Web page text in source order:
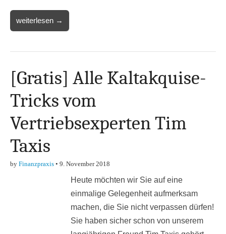
weiterlesen →
[Gratis] Alle Kaltakquise-
Tricks vom
Vertriebsexperten Tim
Taxis
by Finanzpraxis • 9. November 2018
Heute möchten wir Sie auf eine
einmalige Gelegenheit aufmerksam
machen, die Sie nicht verpassen dürfen!
Sie haben sicher schon von unserem